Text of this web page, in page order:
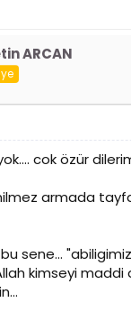
ARCAN
cok özür
armada
sene...
kimseyi maddi